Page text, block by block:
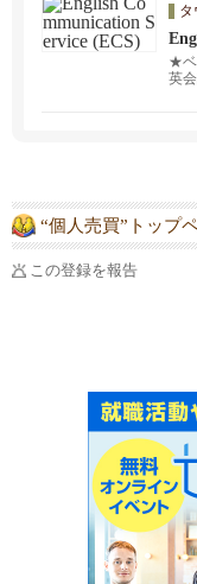
タ
★ベ
英
介
“個人売買”トップ
この登録を報告